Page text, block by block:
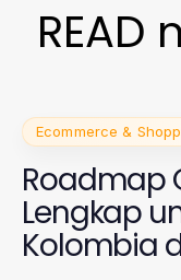
Ecommerce &
Roadmap
Lengkap
Kolombia